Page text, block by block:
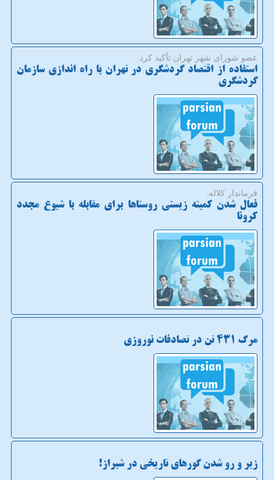
عضو شورای شهر تهران تأكید كرد
استفاده از اقتصاد گردشگری در تهران با راه اندازی سازمان
گردشگری
فرماندار كلاله:
فعال شدن کمیته زیستی روستاها برای مقابله با شیوع مجدد
کرونا
مرگ 431 تن در تصادفات نوروزی
زیر و رو شدن گورهای تاریخی در شیراز!